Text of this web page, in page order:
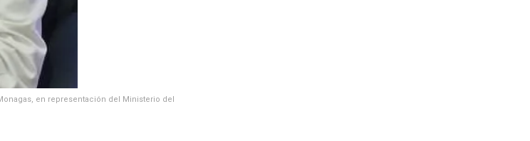
en representación del Ministerio del